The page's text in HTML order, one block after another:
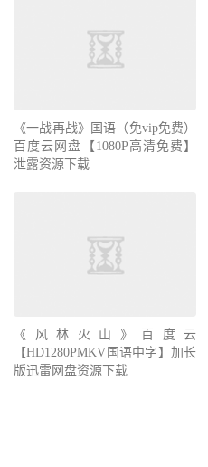
《一战再战》国语（免vip免费）
百度云网盘【1080P高清免费】
泄露资源下载
《风林火山》百度云
【HD1280PMKV国语中字】加长
版迅雷网盘资源下载